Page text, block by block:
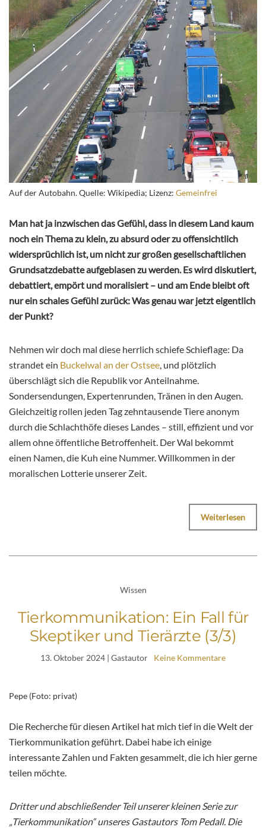
Auf der Autobahn. Quelle: Wikipedia; Lizenz: Gemeinfrei
Man hat ja inzwischen das Gefühl, dass in diesem Land kaum
noch ein Thema zu klein, zu absurd oder zu offensichtlich
widersprüchlich ist, um nicht zur großen gesellschaftlichen
Grundsatzdebatte aufgeblasen zu werden. Es wird diskutiert,
debattiert, empört und moralisiert – und am Ende bleibt oft
nur ein schales Gefühl zurück: Was genau war jetzt eigentlich
der Punkt?
Nehmen wir doch mal diese herrlich schiefe Schieflage: Da
strandet ein Buckelwal an der Ostsee, und plötzlich
überschlägt sich die Republik vor Anteilnahme.
Sondersendungen, Expertenrunden, Tränen in den Augen.
Gleichzeitig rollen jeden Tag zehntausende Tiere anonym
durch die Schlachthöfe dieses Landes – still, effizient und vor
allem ohne öffentliche Betroffenheit. Der Wal bekommt
einen Namen, die Kuh eine Nummer. Willkommen in der
moralischen Lotterie unserer Zeit.
Weiterlesen
Wissen
Tierkommunikation: Ein Fall für
Skeptiker und Tierärzte (3/3)
13. Oktober 2024 | Gastautor Keine Kommentare
Pepe (Foto: privat)
Die Recherche für diesen Artikel hat mich tief in die Welt der
Tierkommunikation geführt. Dabei habe ich einige
interessante Zahlen und Fakten gesammelt, die ich hier gerne
teilen möchte.
Dritter und abschließender Teil unserer kleinen Serie zur
„Tierkommunikation“ unseres Gastautors Tom Pedall. Die